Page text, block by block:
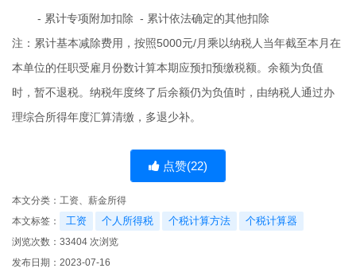
- 累计专项附加扣除 - 累计依法确定的其他扣除
注：累计基本减除费用，按照5000元/月乘以纳税人当年截至本月在
本单位的任职受雇月份数计算本期应预扣预缴税额。余额为负值
时，暂不退税。纳税年度终了后余额仍为负值时，由纳税人通过办
理综合所得年度汇算清缴，多退少补。
点赞(22)
本文分类： 工资、薪金所得
本文标签：
工资 个人所得税 个税计算方法 个税计算器
浏览次数： 33404 次浏览
发布日期：2023-07-16